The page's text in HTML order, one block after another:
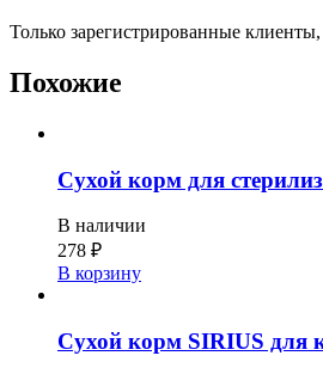
Только зарегистрированные
Похожие
Сухой корм для
В наличии
278 ₽
В корзину
Сухой корм SIRIUS для